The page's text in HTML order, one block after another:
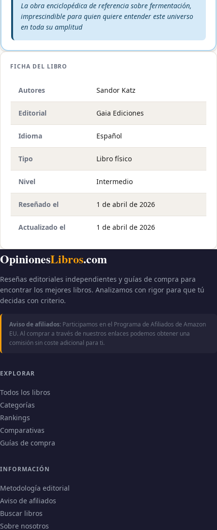
Veredicto editorial:
La obra enciclopédica de referencia sobre fermentación,
imprescindible para quien quiere entender este universo
en toda su amplitud
FICHA DEL LIBRO
Autores Sandor Katz
Editorial Gaia Ediciones
Idioma Español
Tipo Libro físico
Nivel Intermedio
Reseñado el 1 de abril de 2026
Actualizado el 1 de abril de 2026
OpinionesLibros.com
Reseñas editoriales independientes y guías de compra para
encontrar los mejores libros. Analizamos con rigor para que tú
decidas con criterio.
Aviso de afiliados: Participamos en el Programa de Afiliados de Amazon
EU. Al comprar a través de nuestros enlaces podemos obtener una
comisión sin coste adicional para ti.
EXPLORAR
Todos los libros
Categorías
Rankings
Comparativas
Guías de compra
INFORMACIÓN
Metodología editorial
Aviso de afiliados
Buscar libros
Sobre nosotros